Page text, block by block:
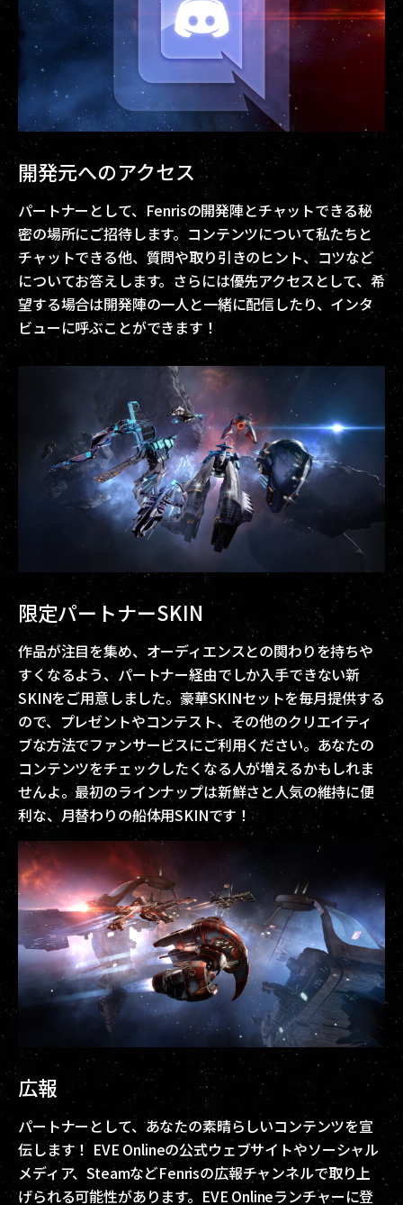
開発元へのアクセス
パートナーとして、Fenrisの開発陣とチャットできる秘
密の場所にご招待します。コンテンツについて私たちと
チャットできる他、質問や取り引きのヒント、コツなど
についてお答えします。さらには優先アクセスとして、希
望する場合は開発陣の一人と一緒に配信したり、インタ
ビューに呼ぶことができます！
限定パートナーSKIN
作品が注目を集め、オーディエンスとの関わりを持ちや
すくなるよう、パートナー経由でしか入手できない新
SKINをご用意しました。豪華SKINセットを毎月提供する
ので、プレゼントやコンテスト、その他のクリエイティ
ブな方法でファンサービスにご利用ください。あなたの
コンテンツをチェックしたくなる人が増えるかもしれま
せんよ。最初のラインナップは新鮮さと人気の維持に便
利な、月替わりの船体用SKINです！
広報
パートナーとして、あなたの素晴らしいコンテンツを宣
伝します！ EVE Onlineの公式ウェブサイトやソーシャル
メディア、SteamなどFenrisの広報チャンネルで取り上
げられる可能性があります。EVE Onlineランチャーに登